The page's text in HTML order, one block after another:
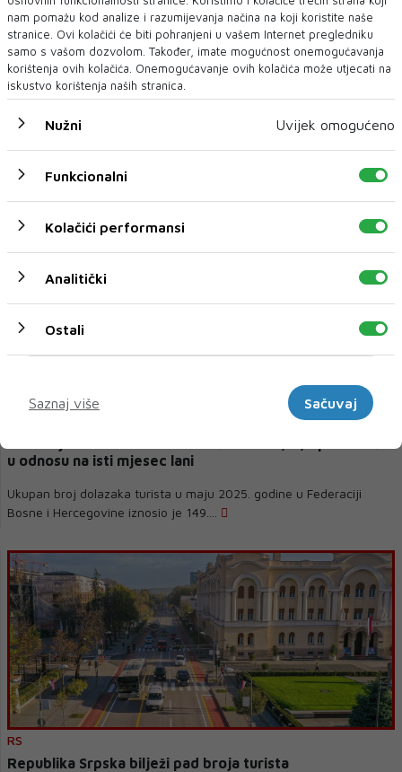
NASTAVAK POZITIVNOG TRENDA U TURIZMU
BiH u svibnju posjetilo za 30,2% više turista posto no u
travnju
ostvarili 202.688 posjeta, &scar...
u odnosu na isti mjesec lani
Ukupan broj dolazaka turista u maju 2025. godine u Federaciji
Bosne i Hercegovine iznosio je 149....
RS
Republika Srpska bilježi pad broja turista
nam pomažu kod analize i razumijevanja načina na koji koristite naše
stranice. Ovi kolačići će biti pohranjeni u vašem Internet pregledniku
samo s vašom dozvolom. Također, imate mogućnost onemogućavanja
korištenja ovih kolačića. Onemogućavanje ovih kolačića može utjecati na
iskustvo korištenja naših stranica.
Nužni Uvijek omogućeno
Funkcionalni
Kolačići performansi
Analitički
Ostali
Saznaj više
Sačuvaj